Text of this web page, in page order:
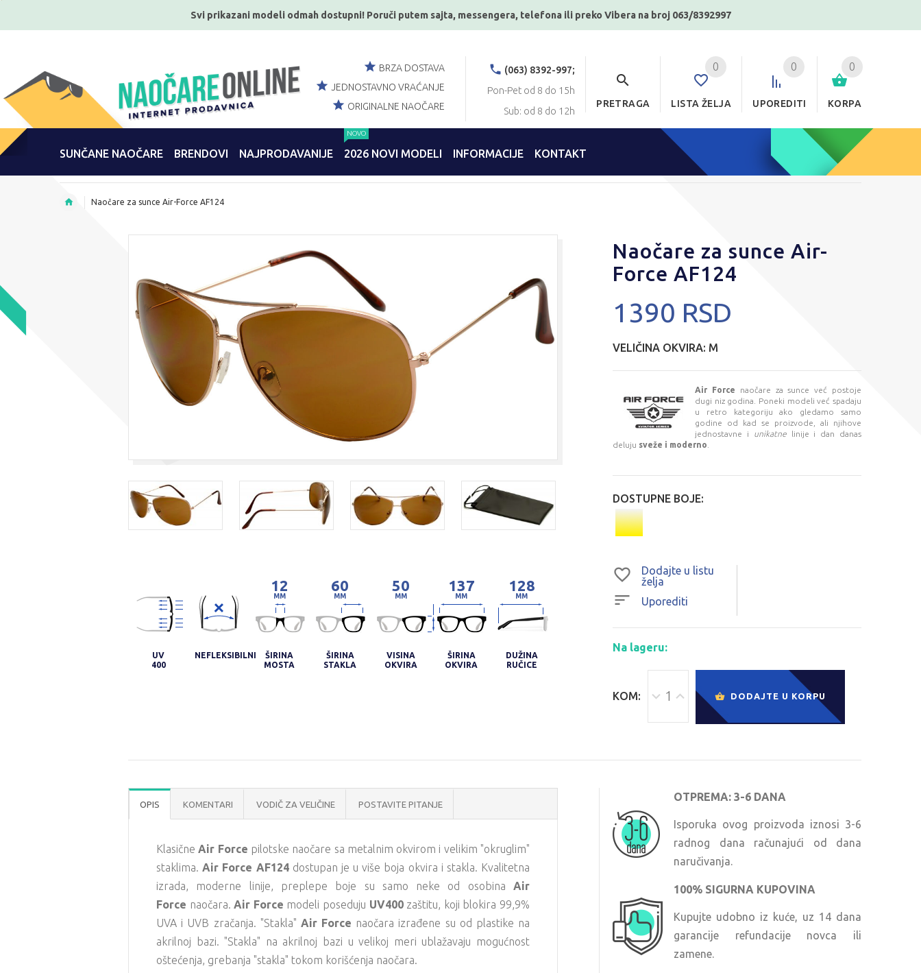
Svi prikazani modeli odmah dostupni! Poruči putem sajta, messengera, telefona ili preko Vibera na broj 063/8392997
0
KORPA
0
UPOREDITI
0
LISTA ŽELJA
PRETRAGA
(063) 8392-997;
Pon-Pet od 8 do 15h
Sub: od 8 do 12h
BRZA DOSTAVA
JEDNOSTAVNO VRAĆANJE
ORIGINALNE NAOČARE
SUNČANE NAOČARE BRENDOVI NAJPRODAVANIJE 2026 NOVI MODELI
NOVO
INFORMACIJE KONTAKT
Naočare za sunce Air-Force AF124
UV
400
NEFLEKSIBILNI
12
MM
ŠIRINA
MOSTA
60
MM
ŠIRINA
STAKLA
50
MM
VISINA
OKVIRA
137
MM
ŠIRINA
OKVIRA
128
MM
DUŽINA
RUČICE
Naočare za sunce Air-
Force AF124
1390 RSD
VELIČINA OKVIRA: M
Air Force naočare za sunce već postoje
dugi niz godina. Poneki modeli već spadaju
u retro kategoriju ako gledamo samo
godine od kad se proizvode, ali njihove
jednostavne i
unikatne
linije i dan danas
deluju sveže i moderno
DOSTUPNE BOJE:
Dodajte u listu
želja
Uporediti
Na lageru:
KOM: DODAJTE U KORPU
OPIS KOMENTARI VODIČ ZA VELIČINE POSTAVITE PITANJE
KlasičneAir Force pilotske naočare sa metalnim okvirom i velikim "okruglim"
staklima.Air Force AF124dostupan je u više boja okvira i stakla. Kvalitetna
izrada, moderne linije, preplepe boje su samo neke od osobina Air
Force naočara.Air Force modeli poseduju UV400zaštitu, koji blokira 99,9%
UVA i UVB zračanja. "Stakla" Air Force naočara izrađene su od plastike na
akrilnoj bazi. "Stakla" na akrilnoj bazi u velikoj meri ublažavaju mogućnost
oštećenja, grebanja "stakla" tokom korišćenja naočara.
OTPREMA: 3-6 DANA
Isporuka ovog proizvoda iznosi 3-6
radnog dana računajući od dana
naručivanja.
100% SIGURNA KUPOVINA
Kupujte udobno iz kuće, uz 14 dana
garancije refundacije novca ili
zamene.